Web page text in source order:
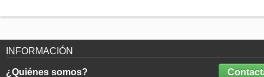
INFORMACIÓN
¿Quiénes somos?